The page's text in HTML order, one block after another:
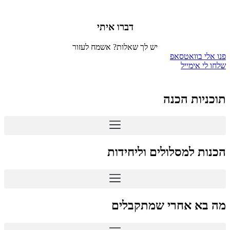
דברו איתי
יש לך שאלות? אשמח לעזור
פנו אלי בוואטסאפ
שלחו לי אימייל
תוכניות הכנה
הכנות למסלולים וליחידות
מה בא אחרי שמתקבלים